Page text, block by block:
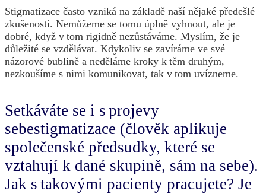
Stigmatizace často vzniká na základě naší nějaké předešlé
zkušenosti. Nemůžeme se tomu úplně vyhnout, ale je
dobré, když v tom rigidně nezůstáváme. Myslím, že je
důležité se vzdělávat. Kdykoliv se zavíráme ve své
názorové bublině a neděláme kroky k těm druhým,
nezkoušíme s nimi komunikovat, tak v tom uvízneme.
Setkáváte se i s projevy
sebestigmatizace (člověk aplikuje
společenské předsudky, které se
vztahují k dané skupině, sám na sebe).
Jak s takovými pacienty pracujete? Je